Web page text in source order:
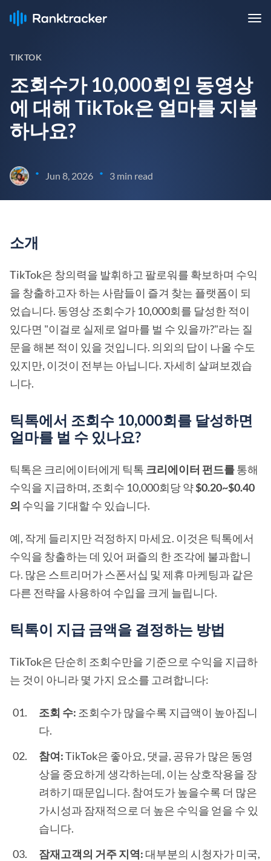
TIKTOK
조회수가 10,000회인 동영상
에 대해 TikTok은 얼마를 지불
하나요?
• Jun 8, 2026 • 3 min read
소개
TikTok은 창의력을 발휘하고 팔로워를 확보하며 수익
을 창출하고자 하는 사람들이 즐겨 찾는 플랫폼이 되
었습니다. 동영상 조회수가 10,000회를 달성한 적이
있다면 "이걸로 실제로 얼마를 벌 수 있을까?"라는 질
문을 해본 적이 있을 것입니다. 의외의 답이 나올 수도
있지만, 이것이 전부는 아닙니다. 자세히 살펴보겠습
니다.
틱톡에서 조회수 10,000회를 달성하면
얼마를 벌 수 있나요?
틱톡은 크리에이터에게 틱톡 크리에이터 펀드를통해
수익을 지급하며, 조회수 10,000회당 약$0.20~$0.40
의 수익을 기대할 수 있습니다.
예, 작게 들리지만 걱정하지 마세요. 이것은 틱톡에서
수익을 창출하는 데 있어 퍼즐의 한 조각에 불과합니
다. 많은 스트리머가 스폰서십 및 제휴 마케팅과 같은
다른 전략을 사용하여 수입을 크게 늘립니다.
틱톡이 지급 금액을 결정하는 방법
TikTok은 단순히 조회수만을 기준으로 수익을 지급하
는 것이 아니라 몇 가지 요소를 고려합니다:
조회 수: 조회수가 많을수록 지급액이 높아집니
다.
참여:TikTok은 좋아요, 댓글, 공유가 많은 동영
상을 중요하게 생각하는데, 이는 상호작용을 장
려하기 때문입니다. 참여도가 높을수록 더 많은
가시성과 잠재적으로 더 높은 수익을 얻을 수 있
습니다.
잠재고객의 거주 지역: 대부분의 시청자가 미국,